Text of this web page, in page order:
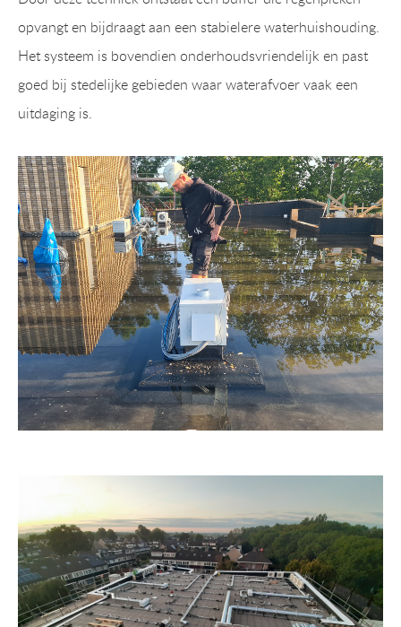
opvangt en bijdraagt aan een stabielere waterhuishouding.
Het systeem is bovendien onderhoudsvriendelijk en past
goed bij stedelijke gebieden waar waterafvoer vaak een
uitdaging is.